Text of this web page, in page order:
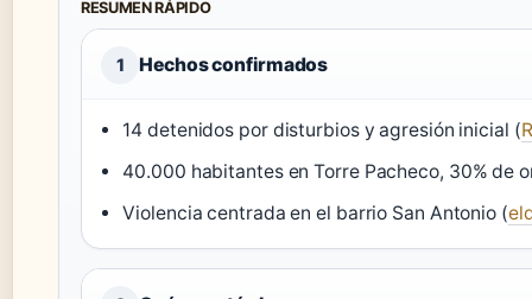
RESUMEN RÁPIDO
1 Hechos confirmados
14 detenidos por disturbios y agresión inicial (
40.000 habitantes en Torre Pacheco, 30% de
Violencia centrada en el barrio San Antonio (